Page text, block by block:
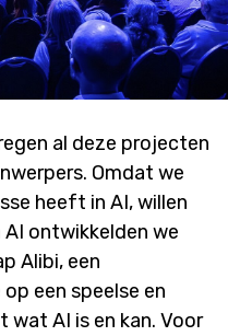
al deze projecten
Omdat we
heeft in AI, willen
ontwikkelden we
Alibi, een
een speelse en
AI is en kan. Voor